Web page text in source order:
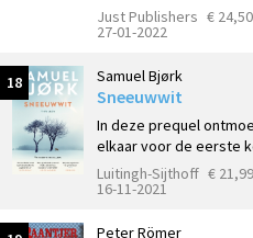
Just Publishers € 24,50
27-01-2022
18 Samuel Bjørk
Sneeuwwit
In deze prequel
elkaar voor de eerste
Luitingh-Sijthoff € 21,99
16-11-2021
Peter Römer